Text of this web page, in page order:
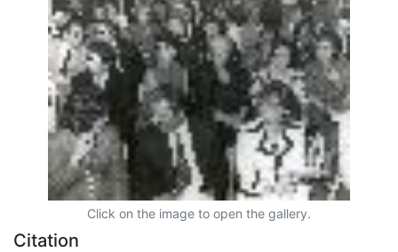
Click on the image to open the gallery.
Citation